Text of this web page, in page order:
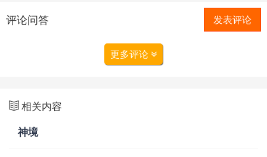
评论问答 发表评论
更多评论
相关内容
神境